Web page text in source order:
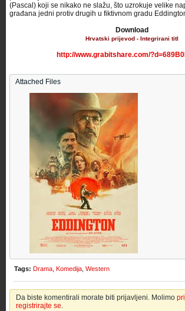
(Pascal) koji se nikako ne slažu, što uzrokuje velike
građana jedni protiv drugih u fiktivnom gradu
Download
Hrvatski prijevod - Integrirani titl
http://www.grabitshare.com/
Attached Files
Tags: Drama Komedija Western
Da biste komentirali morate biti prijavljeni. Molimo
registrirajte se.